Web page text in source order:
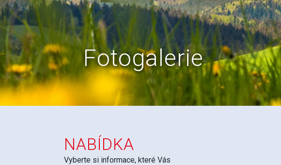
Fotogalerie
NABÍDKA
Vyberte si informace, které Vás